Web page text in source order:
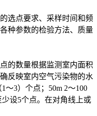
点要求、采样时间和频
种参数的检验方法、质量
数量根据监测室内面积
反映室内空气污染物的水
～3）个点；50m 2～100
少设5个点。在对角线上或